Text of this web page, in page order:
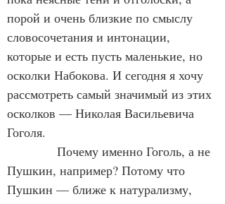
порой и очень близкие по смыслу
словосочетания и интонации,
которые и есть пусть маленькие, но
осколки Набокова. И сегодня я хочу
рассмотреть самый значимый из этих
осколков — Николая Васильевича
Гоголя.
Почему именно Гоголь, а не
Пушкин, например? Потому что
Пушкин — ближе к натурализму,